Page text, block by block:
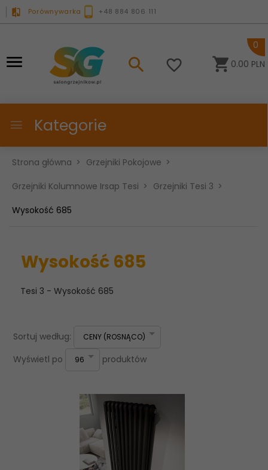
Porównywarka +48 884 806 111
0.00 PLN
0
Kategorie
Strona główna
Grzejniki Pokojowe
Grzejniki Kolumnowe Irsap Tesi
Grzejniki Tesi 3
Wysokość 685
Wysokość 685
Tesi 3 - Wysokość 685
Sortuj według: sortCENY (ROSNĄCO)
Wyświetl po pop96 produktów